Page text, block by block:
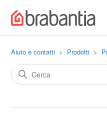
Aiuto e contatti Prodotti